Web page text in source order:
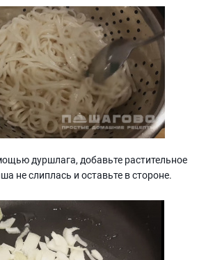
дуршлага, добавьте растительное
не слиплась и оставьте в стороне.